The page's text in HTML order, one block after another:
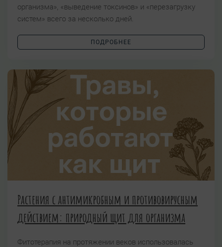
организма», «выведение токсинов» и «перезагрузку
систем» всего за несколько дней.
ПОДРОБНЕЕ
Растения с антимикробным и противовирусным
действием: природный щит для организма
Фитотерапия на протяжении веков использовалась